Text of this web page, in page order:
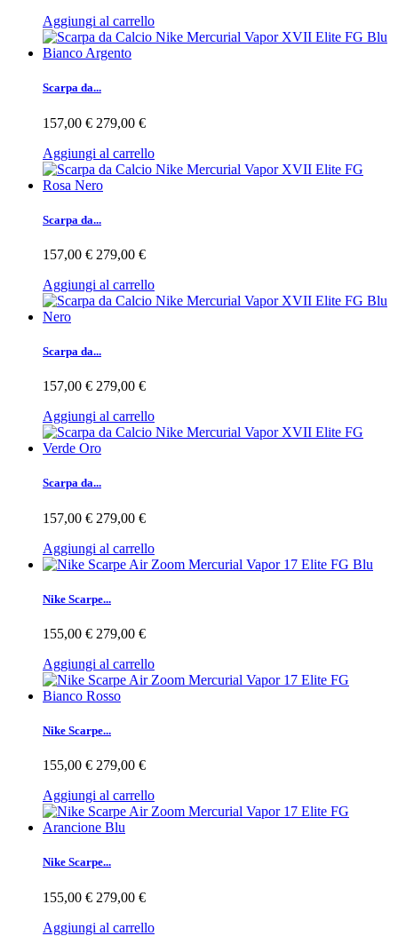
Aggiungi al carrello
Scarpa da...
157,00 € 279,00 €
Aggiungi al carrello
Scarpa da...
157,00 € 279,00 €
Aggiungi al carrello
Scarpa da...
157,00 € 279,00 €
Aggiungi al carrello
Scarpa da...
157,00 € 279,00 €
Aggiungi al carrello
Nike Scarpe...
155,00 € 279,00 €
Aggiungi al carrello
Nike Scarpe...
155,00 € 279,00 €
Aggiungi al carrello
Nike Scarpe...
155,00 € 279,00 €
Aggiungi al carrello